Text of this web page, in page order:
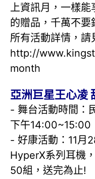
上資訊月，一樣能
的贈品，千萬不
所有活動詳情，請
http://
month
亞洲巨星王心凌
- 舞台活動時間：
下午14:00~15:00
- 好康活動：11月
HyperX系列耳機
50組，送完為止!